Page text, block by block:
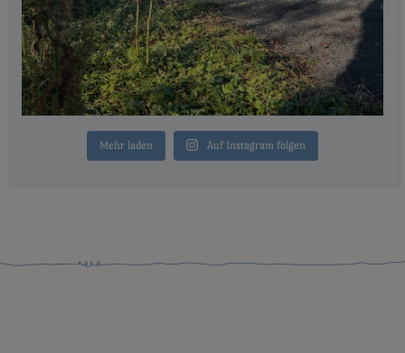
Mehr laden Auf Instagram folgen